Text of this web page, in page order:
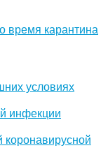
время карантина
условиях
инфекции
коронавирусной